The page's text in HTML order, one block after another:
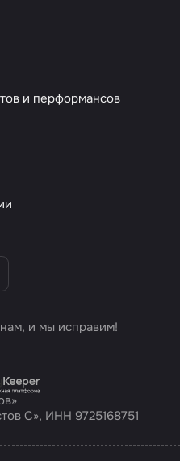
и перформансов
и мы исправим!
С», ИНН 9725168751